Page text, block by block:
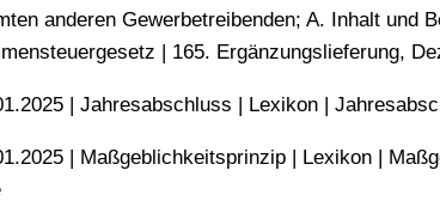
anderen Gewerbetreibenden; A. Inhalt und
| 165. Ergänzungslieferung,
| Jahresabschluss | Lexikon |
| Maßgeblichkeitsprinzip | Lexikon |